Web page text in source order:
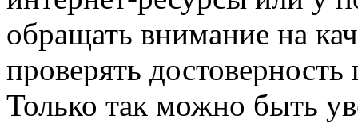
обращать внимание на
проверять
Только так можно быть